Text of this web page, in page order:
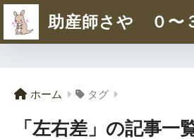
助産師さや ０〜
ホーム タグ
「左右差」の記事一